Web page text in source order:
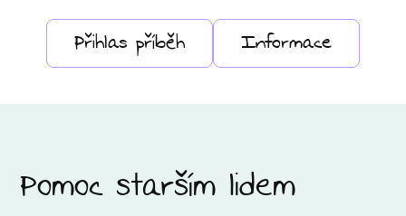
Přihlas příběh Informace
Pomoc starším lidem